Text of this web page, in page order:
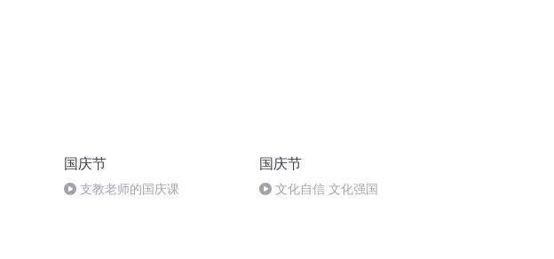
国庆节
支教老师的国庆课
国庆节
文化自信 文化强国